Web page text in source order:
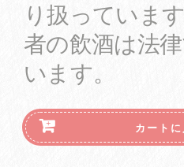
り扱っていま
者の飲酒は法
います。
カート